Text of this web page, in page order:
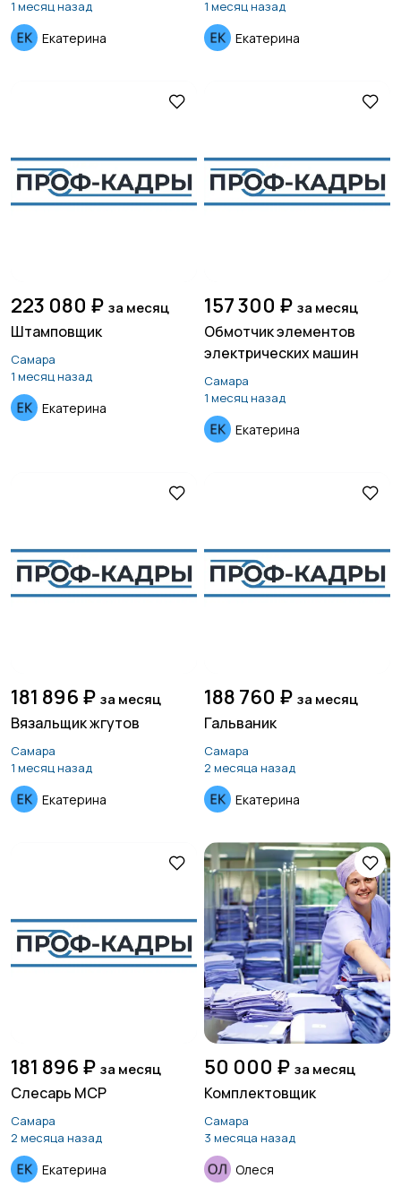
Страхование
Строительство и
Туризм и гостиницы
Управление
недвижимостью
Финансы Юриспруденция
1 месяц назад
Екатерина
1 месяц назад
Екатерина
223 080 ₽ за месяц
Штамповщик
Самара
1 месяц назад
Екатерина
157 300 ₽ за месяц
Обмотчик элементов
электрических машин
Самара
1 месяц назад
Екатерина
181 896 ₽ за месяц
Вязальщик жгутов
Самара
1 месяц назад
Екатерина
188 760 ₽ за месяц
Гальваник
Самара
2 месяца назад
Екатерина
181 896 ₽ за месяц
Слесарь МСР
Самара
2 месяца назад
Екатерина
50 000 ₽ за месяц
Комплектовщик
Самара
3 месяца назад
Олеся